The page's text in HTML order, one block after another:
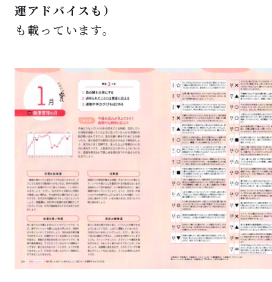
運アドバイスも）
も載っています。